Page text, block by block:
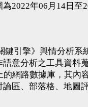
2022年06月14日至
鍵引擎》輿情分析系
意分析之工具資料
的網路數據庫，其內
區、部落格、地圖